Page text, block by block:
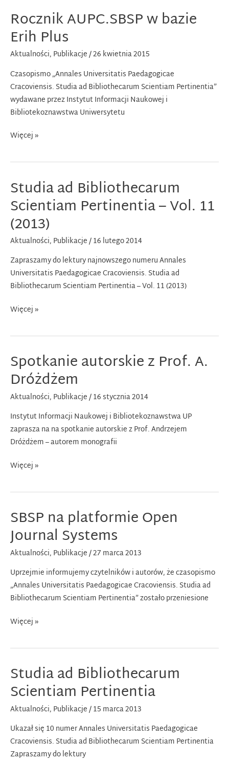
Pertinentia
–
Vol.
12
(2014)
Rocznik AUPC.SBSP w bazie
Erih Plus
Aktualności, Publikacje/26 kwietnia 2015
Czasopismo „Annales Universitatis Paedagogicae
Cracoviensis. Studia ad Bibliothecarum Scientiam Pertinentia”
wydawane przez Instytut Informacji Naukowej i
Bibliotekoznawstwa Uniwersytetu
Rocznik
w
Erih
Plus
Więcej »
Studia ad Bibliothecarum
Scientiam Pertinentia – Vol. 11
(2013)
Aktualności, Publikacje/16 lutego 2014
Zapraszamy do lektury najnowszego numeru Annales
Universitatis Paedagogicae Cracoviensis. Studia ad
Bibliothecarum Scientiam Pertinentia – Vol. 11 (2013)
Studia
Bibliothecarum
Pertinentia
–
Vol.
11
(2013)
Więcej »
Spotkanie autorskie z Prof. A.
Dróżdżem
Aktualności, Publikacje/16 stycznia 2014
Instytut Informacji Naukowej i Bibliotekoznawstwa UP
zaprasza na na spotkanie autorskie z Prof. Andrzejem
Dróżdżem – autorem monografii
Spotkanie
z
A.
Dróżdżem
Więcej »
SBSP na platformie Open
Journal Systems
Aktualności, Publikacje/27 marca 2013
Uprzejmie informujemy czytelników i autorów, że czasopismo
„Annales Universitatis Paedagogicae Cracoviensis. Studia ad
Bibliothecarum Scientiam Pertinentia” zostało przeniesione
SBSP
platformie
Journal
Systems
Więcej »
Studia ad Bibliothecarum
Scientiam Pertinentia
Aktualności, Publikacje/15 marca 2013
Ukazał się 10 numer Annales Universitatis Paedagogicae
Cracoviensis. Studia ad Bibliothecarum Scientiam Pertinentia
Zapraszamy do lektury